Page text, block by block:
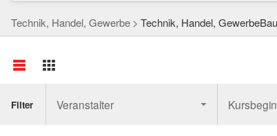
Technik, Handel, Gewerbe Technik, Handel,
Filter Veranstalter